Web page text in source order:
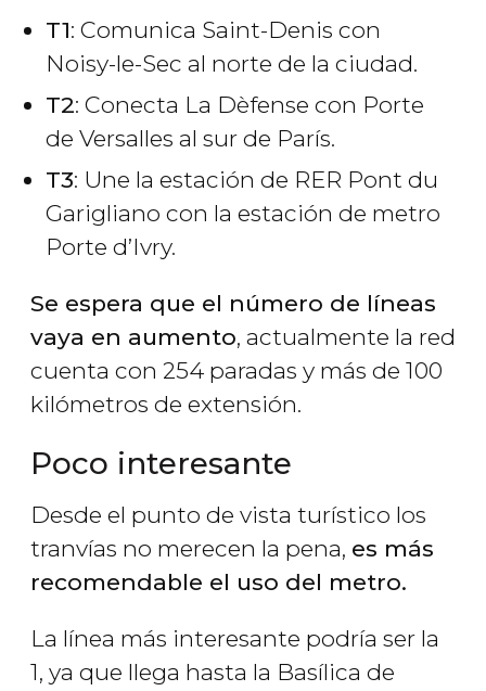
T1: Comunica Saint-Denis con
Noisy-le-Sec al norte de la ciudad.
T2: Conecta La Dèfense con Porte
de Versalles al sur de París.
T3: Une la estación de RER Pont du
Garigliano con la estación de metro
Porte d’Ivry.
Se espera que el número de líneas
vaya en aumento, actualmente la red
cuenta con 254 paradas y más de 100
kilómetros de extensión.
Poco interesante
Desde el punto de vista turístico los
tranvías no merecen la pena, es más
recomendable el uso del metro.
La línea más interesante podría ser la
1, ya que llega hasta la Basílica de